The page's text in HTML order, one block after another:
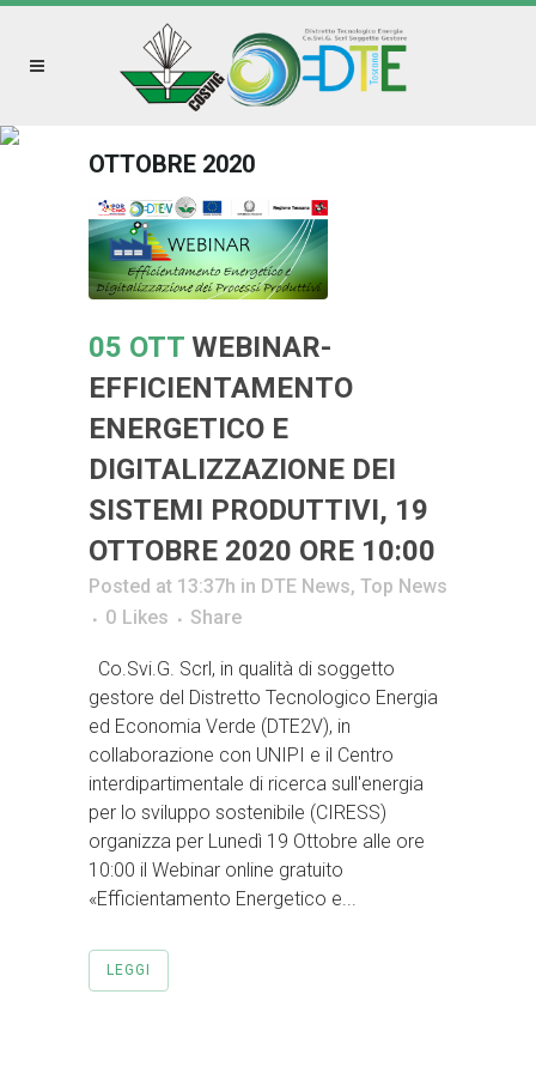
OTTOBRE 2020
05 OTT WEBINAR-
EFFICIENTAMENTO
ENERGETICO E
DIGITALIZZAZIONE DEI
SISTEMI PRODUTTIVI, 19
OTTOBRE 2020 ORE 10:00
Posted at 13:37h in DTE News, Top News
0 Likes Share
Co.Svi.G. Scrl, in qualità di soggetto
gestore del Distretto Tecnologico Energia
ed Economia Verde (DTE2V), in
collaborazione con UNIPI e il Centro
interdipartimentale di ricerca sull'energia
per lo sviluppo sostenibile (CIRESS)
organizza per Lunedì 19 Ottobre alle ore
10:00 il Webinar online gratuito
«Efficientamento Energetico e...
LEGGI